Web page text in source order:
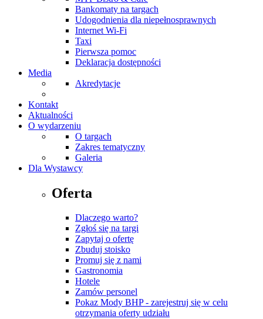
Bankomaty na targach
Udogodnienia dla niepełnosprawnych
Internet Wi-Fi
Taxi
Pierwsza pomoc
Deklaracja dostępności
Media
Akredytacje
Kontakt
Aktualności
O wydarzeniu
O targach
Zakres tematyczny
Galeria
Dla Wystawcy
Oferta
Dlaczego warto?
Zgłoś się na targi
Zapytaj o ofertę
Zbuduj stoisko
Promuj się z nami
Gastronomia
Hotele
Zamów personel
Pokaz Mody BHP - zarejestruj się w celu
otrzymania oferty udziału